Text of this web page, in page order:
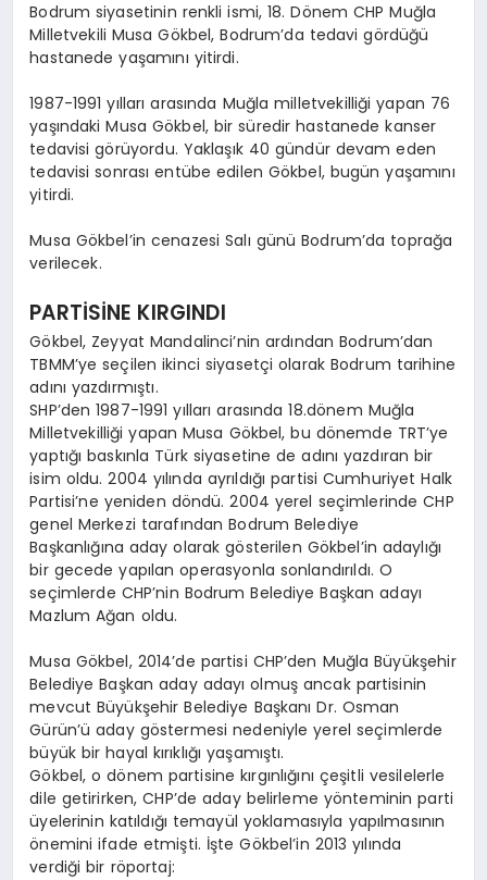
Bodrum siyasetinin renkli ismi, 18. Dönem CHP Muğla
Milletvekili Musa Gökbel, Bodrum’da tedavi gördüğü
hastanede yaşamını yitirdi.
1987-1991 yılları arasında Muğla milletvekilliği yapan 76
yaşındaki Musa Gökbel, bir süredir hastanede kanser
tedavisi görüyordu. Yaklaşık 40 gündür devam eden
tedavisi sonrası entübe edilen Gökbel, bugün yaşamını
yitirdi.
Musa Gökbel’in cenazesi Salı günü Bodrum’da toprağa
verilecek.
PARTİSİNE KIRGINDI
Gökbel, Zeyyat Mandalinci’nin ardından Bodrum’dan
TBMM’ye seçilen ikinci siyasetçi olarak Bodrum tarihine
adını yazdırmıştı.
SHP’den 1987-1991 yılları arasında 18.dönem Muğla
Milletvekilliği yapan Musa Gökbel, bu dönemde TRT’ye
yaptığı baskınla Türk siyasetine de adını yazdıran bir
isim oldu. 2004 yılında ayrıldığı partisi Cumhuriyet Halk
Partisi’ne yeniden döndü. 2004 yerel seçimlerinde CHP
genel Merkezi tarafından Bodrum Belediye
Başkanlığına aday olarak gösterilen Gökbel’in adaylığı
bir gecede yapılan operasyonla sonlandırıldı. O
seçimlerde CHP’nin Bodrum Belediye Başkan adayı
Mazlum Ağan oldu.
Musa Gökbel, 2014’de partisi CHP’den Muğla Büyükşehir
Belediye Başkan aday adayı olmuş ancak partisinin
mevcut Büyükşehir Belediye Başkanı Dr. Osman
Gürün’ü aday göstermesi nedeniyle yerel seçimlerde
büyük bir hayal kırıklığı yaşamıştı.
Gökbel, o dönem partisine kırgınlığını çeşitli vesilelerle
dile getirirken, CHP’de aday belirleme yönteminin parti
üyelerinin katıldığı temayül yoklamasıyla yapılmasının
önemini ifade etmişti. İşte Gökbel’in 2013 yılında
verdiği bir röportaj: